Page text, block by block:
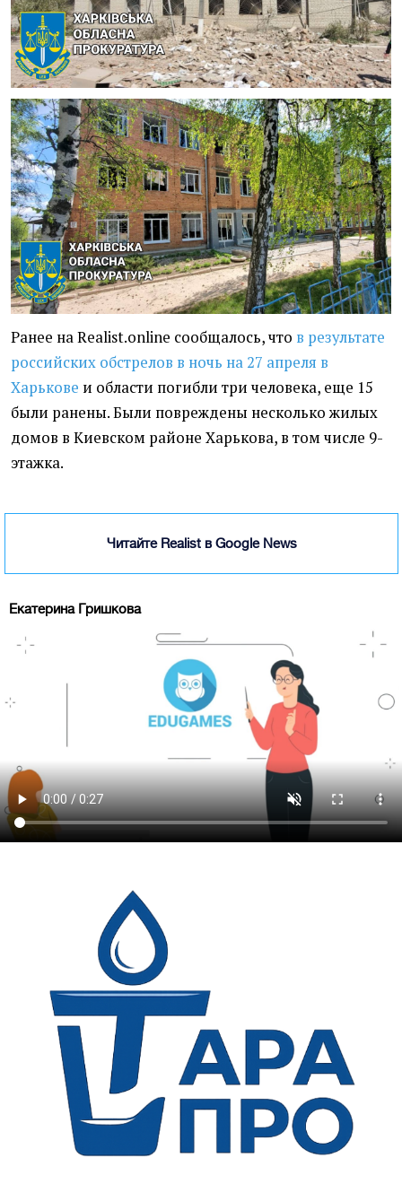
Ранее на Realist.online сообщалось, что в результате
российских обстрелов в ночь на 27 апреля в
Харькове и области погибли три человека, еще 15
были ранены. Были повреждены несколько жилых
домов в Киевском районе Харькова, в том числе 9-
этажка.
Читайте Realist в Google News
Екатерина Гришкова